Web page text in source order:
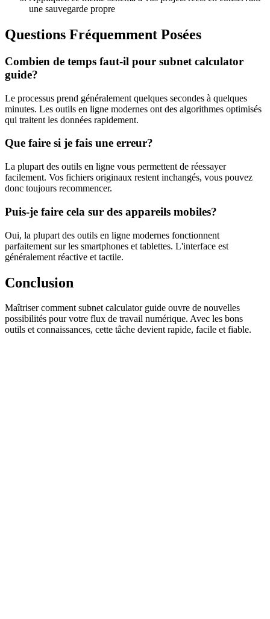
une sauvegarde propre
Questions Fréquemment Posées
Combien de temps faut-il pour subnet calculator
guide?
Le processus prend généralement quelques secondes à quelques
minutes. Les outils en ligne modernes ont des algorithmes optimisés
qui traitent les données rapidement.
Que faire si je fais une erreur?
La plupart des outils en ligne vous permettent de réessayer
facilement. Vos fichiers originaux restent inchangés, vous pouvez
donc toujours recommencer.
Puis-je faire cela sur des appareils mobiles?
Oui, la plupart des outils en ligne modernes fonctionnent
parfaitement sur les smartphones et tablettes. L'interface est
généralement réactive et tactile.
Conclusion
Maîtriser comment subnet calculator guide ouvre de nouvelles
possibilités pour votre flux de travail numérique. Avec les bons
outils et connaissances, cette tâche devient rapide, facile et fiable.